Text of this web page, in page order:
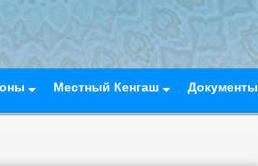
Местный Кенгаш Документы